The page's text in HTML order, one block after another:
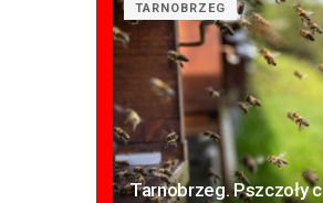
TARNOBRZEG
Tarnobrzeg. Pszczoły